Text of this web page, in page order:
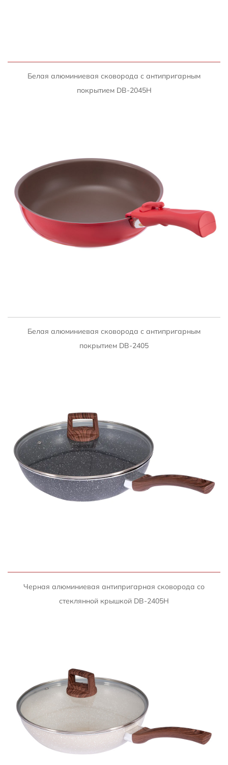
Белая алюминиевая сковорода с антипригарным
покрытием DB-2045H
Белая алюминиевая сковорода с антипригарным
покрытием DB-2405
Черная алюминиевая антипригарная сковорода со
стеклянной крышкой DB-2405H